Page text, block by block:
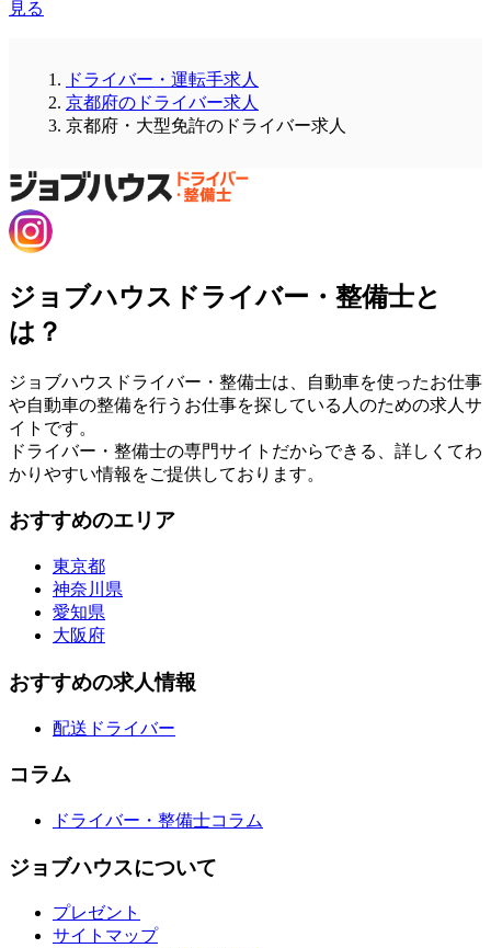
見る
ドライバー・運転手求人
京都府のドライバー求人
京都府・大型免許のドライバー求人
ジョブハウスドライバー・整備士と
は？
ジョブハウスドライバー・整備士は、自動車を使ったお仕事
や自動車の整備を行うお仕事を探している人のための求人サ
イトです。
ドライバー・整備士の専門サイトだからできる、詳しくてわ
かりやすい情報をご提供しております。
おすすめのエリア
東京都
神奈川県
愛知県
大阪府
おすすめの求人情報
配送ドライバー
コラム
ドライバー・整備士コラム
ジョブハウスについて
プレゼント
サイトマップ